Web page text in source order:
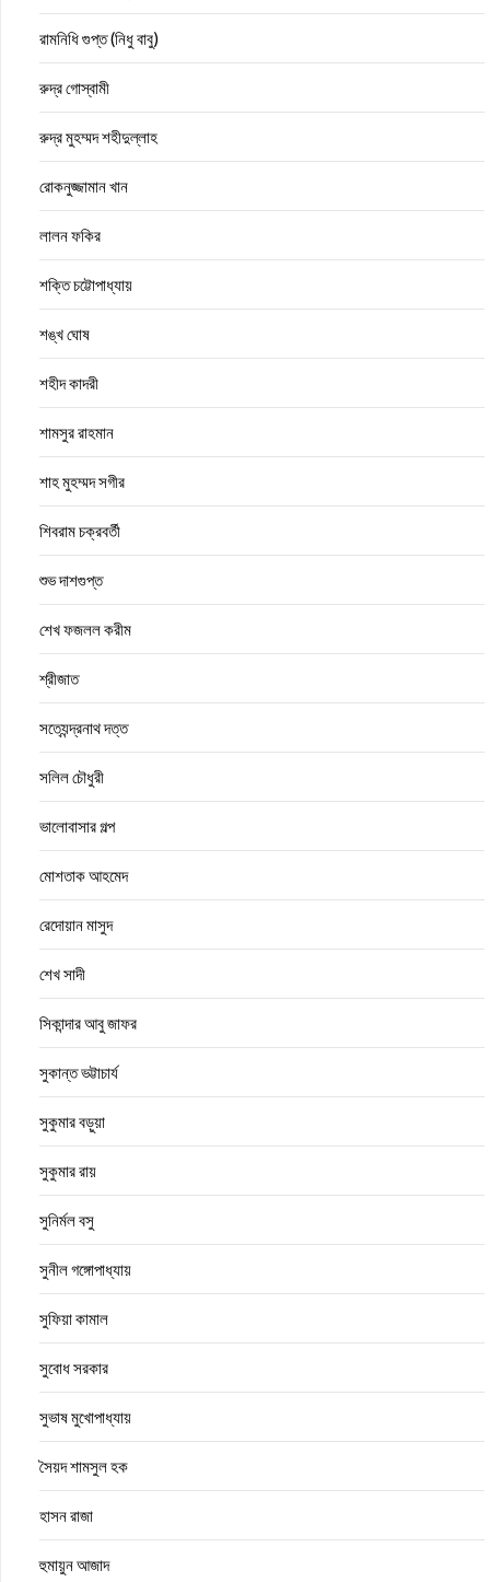
রামনিধি গুপ্ত (নিধু বাবু)
রুদ্র গোস্বামী
রুদ্র মুহম্মদ শহীদুল্লাহ
রোকনুজ্জামান খান
লালন ফকির
শক্তি চট্টোপাধ্যায়
শঙ্খ ঘোষ
শহীদ কাদরী
শামসুর রাহমান
শাহ মুহম্মদ সগীর
শিবরাম চক্রবর্তী
শুভ দাশগুপ্ত
শেখ ফজলল করীম
শ্রীজাত
সত্যেন্দ্রনাথ দত্ত
সলিল চৌধুরী
ভালোবাসার গল্প
মোশতাক আহমেদ
রেদোয়ান মাসুদ
শেখ সাদী
সিকান্দার আবু জাফর
সুকান্ত ভট্টাচার্য
সুকুমার বড়ুয়া
সুকুমার রায়
সুনির্মল বসু
সুনীল গঙ্গোপাধ্যায়
সুফিয়া কামাল
সুবোধ সরকার
সুভাষ মুখোপাধ্যায়
সৈয়দ শামসুল হক
হাসন রাজা
হুমায়ুন আজাদ